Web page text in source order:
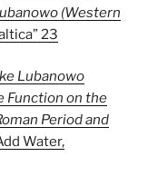
(Western
23
Lubanowo
Function on the
Period and
Water,